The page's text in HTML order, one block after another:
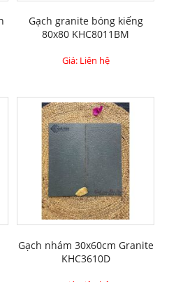
Gạch granite bóng kiếng
80x80 KHC8011BM
Giá: Liên hệ
Gạch nhám 30x60cm Granite
KHC3610D